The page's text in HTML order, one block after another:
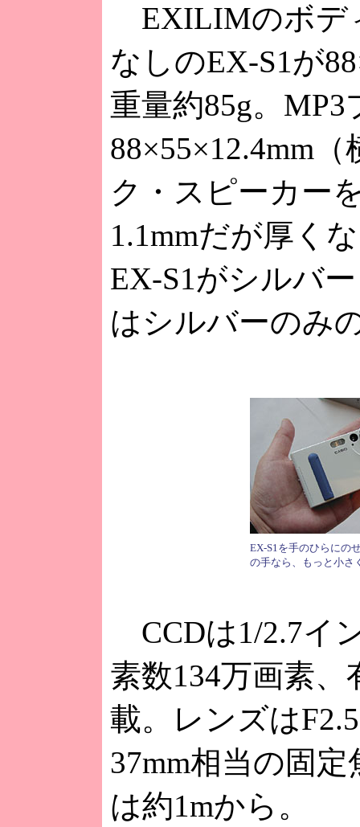
EXILIMのボデ
なしのEX-S1が
重量約85g。
88×55×12.4mm
ク・スピーカー
1.1mmだが厚く
EX-S1がシルバ
はシルバーのみ
EX-S1を手のひらにの
の手なら、もっと小さ
CCDは1/2.7イ
素数134万画素
載。レンズは
37mm相当の固
は約1mから。